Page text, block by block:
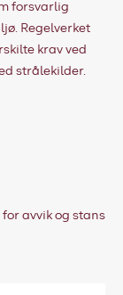
forsvarlig
Regelverket
krav ved
strålekilder.
avvik og stans